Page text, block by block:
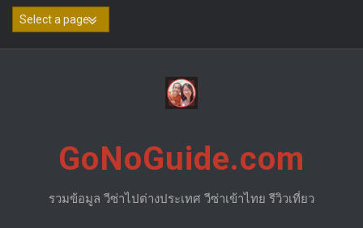
Skip
GoNoGuide.com
รวมข้อมูล วีซ่าไปต่างประเทศ วีซ่าเข้าไทย รีวิวเที่ยว